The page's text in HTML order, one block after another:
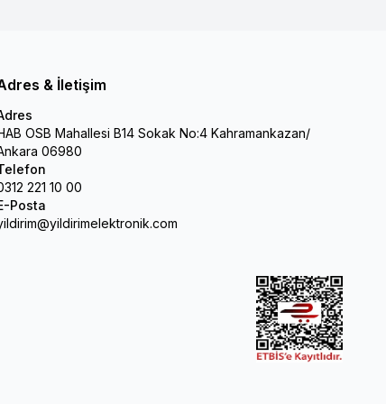
& İletişim
OSB Mahallesi B14 Sokak No:4 Kahramankazan/
06980
221 10 00
Posta